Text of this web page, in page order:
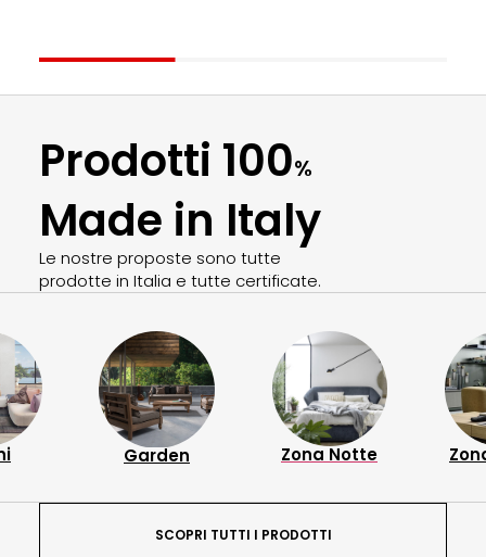
Prodotti 100%
Made in Italy
Le nostre proposte sono tutte
prodotte in Italia e tutte certificate.
Zona Notte Zona Giorno
SCOPRI TUTTI I PRODOTTI